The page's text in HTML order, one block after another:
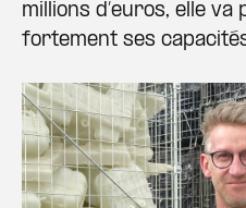
millions d’euros, elle
fortement ses